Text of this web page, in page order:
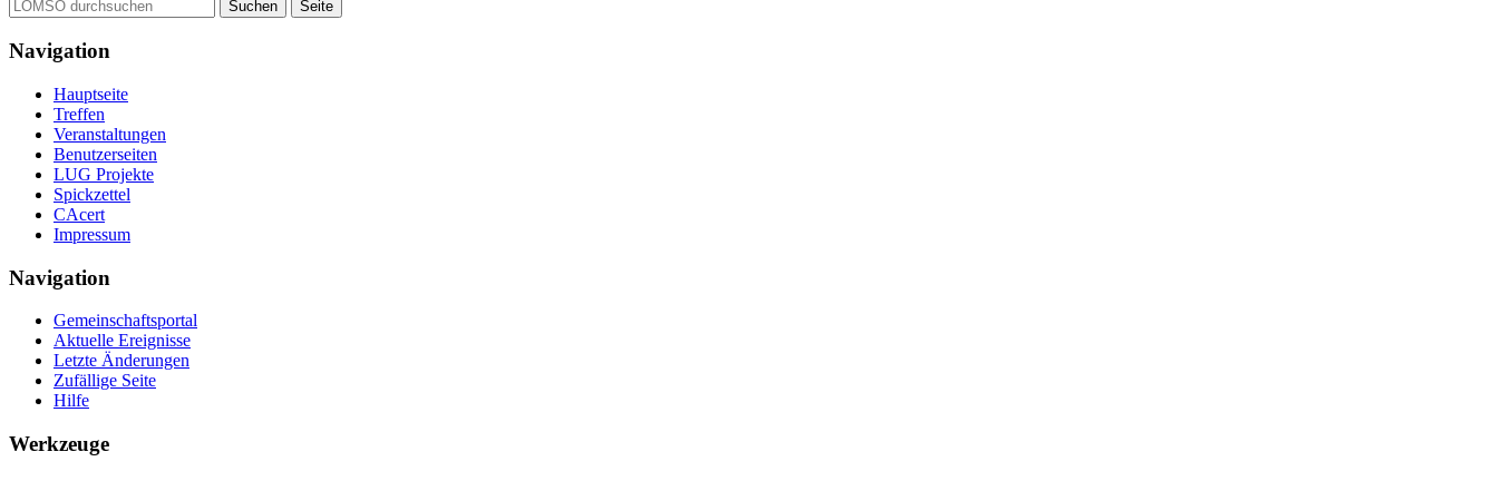
Navigation
Hauptseite
Treffen
Veranstaltungen
Benutzerseiten
LUG Projekte
Spickzettel
CAcert
Impressum
Navigation
Gemeinschafts­portal
Aktuelle Ereignisse
Letzte Änderungen
Zufällige Seite
Hilfe
Werkzeuge